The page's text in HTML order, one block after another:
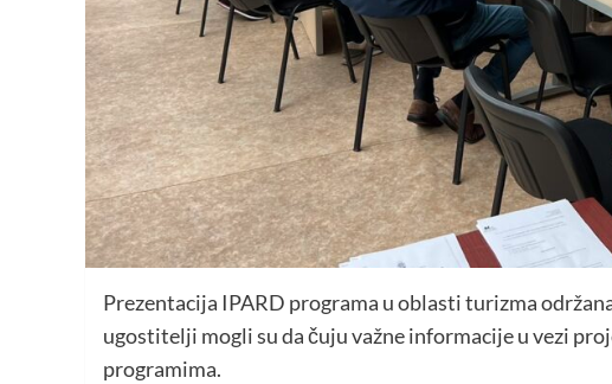
Prezentacija IPARD programa u oblasti turizma
ugostitelji mogli su da čuju važne informacije u vezi
programima.